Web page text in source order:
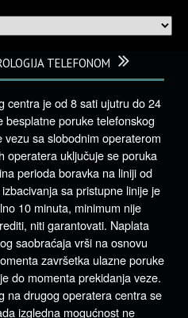
TELEFONOM
centra je od 8 sati ujutru do 24
besplatne poruke telefonskog
sa slobodnim operaterom
operatera uključuje se poruka
perioda boravka na liniji od
sa pristupne linije je
10 minuta, minimum nije
niti garantovati. Naplata
saobraćaja vrši na osnovu
završetka ulazne poruke
do momenta prekidanja veze.
na drugog operatera centra se
izgledna mogućnost ne